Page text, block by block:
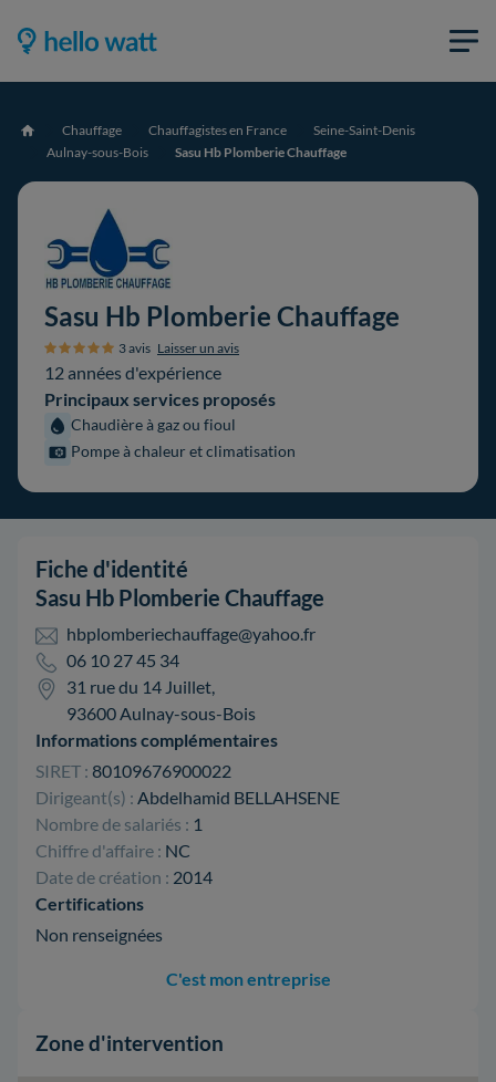
Accueil Chauffage Chauffagistes en France
Seine-Saint-Denis
Aulnay-sous-Bois
Sasu Hb Plomberie Chauffage
Sasu Hb Plomberie Chauffage
3 avis Laisser un avis
12 années d'expérience
Principaux services proposés
Chaudière à gaz ou fioul
Pompe à chaleur et climatisation
Fiche d'identité
Sasu Hb Plomberie Chauffage
hbplomberiechauffage@yahoo.fr
06 10 27 45 34
31 rue du 14 Juillet,
93600 Aulnay-sous-Bois
Informations complémentaires
SIRET : 80109676900022
Dirigeant(s) : Abdelhamid BELLAHSENE
Nombre de salariés : 1
Chiffre d'affaire : NC
Date de création : 2014
Certifications
Non renseignées
C'est mon entreprise
Zone d'intervention